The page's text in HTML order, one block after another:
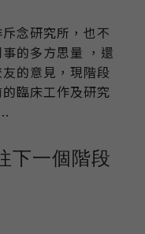
念研究所，也不
的多方思量 ，還
的意見，現階段
臨床工作及研究
下一個階段